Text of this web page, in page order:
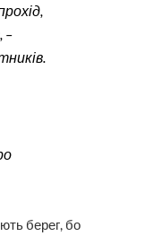
–
берег, бо